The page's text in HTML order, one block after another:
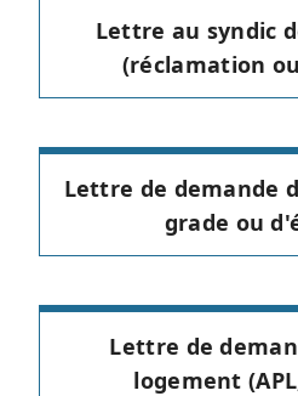
Lettre au syndic
(réclamation
Lettre de demande
grade ou
Lettre de
logement